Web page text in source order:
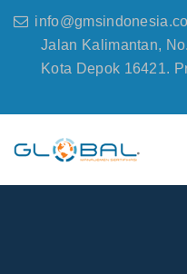
Jalan Kalimantan,
Kota Depok 16421.